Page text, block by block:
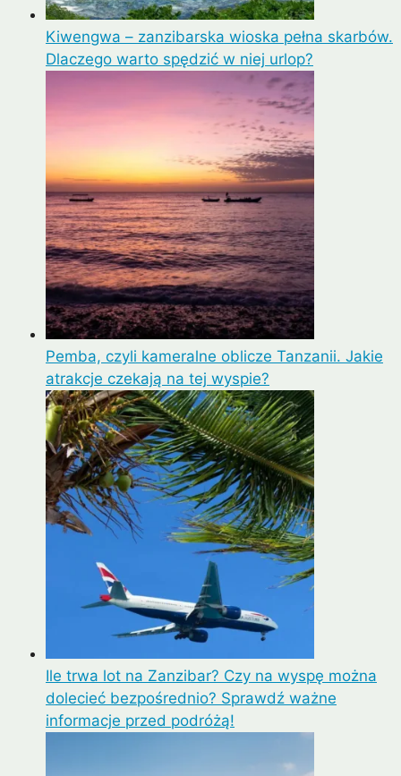
Kiwengwa – zanzibarska wioska pełna skarbów.
Dlaczego warto spędzić w niej urlop?
Pemba, czyli kameralne oblicze Tanzanii. Jakie
atrakcje czekają na tej wyspie?
Ile trwa lot na Zanzibar? Czy na wyspę można
dolecieć bezpośrednio? Sprawdź ważne
informacje przed podróżą!